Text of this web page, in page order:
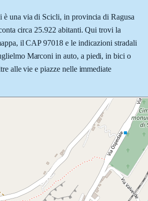
una via di Scicli, in provincia di Ragusa
circa 25.922 abitanti. Qui trovi la
il CAP 97018 e le indicazioni stradali
Marconi in auto, a piedi, in bici o
alle vie e piazze nelle immediate